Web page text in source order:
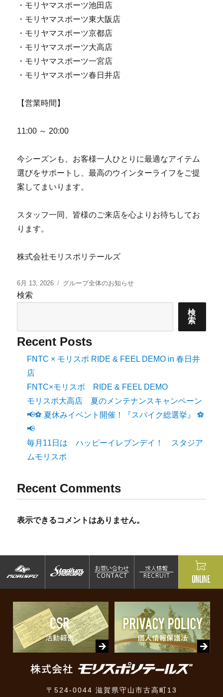
・モリヤマスポーツ池田店
・モリヤマスポーツ東大阪店
・モリヤマスポーツ京都店
・モリヤマスポーツ大高店
・モリヤマスポーツ一宮店
・モリヤマスポーツ春日井店
【営業時間】
11:00 ～ 20:00
今シーズンも、お客様一人ひとりに最適なアイテム
選びをサポートし、最高のウインターライフをご提
案してまいります。
スタッフ一同、皆様のご来店を心よりお待ちしてお
ります。
株式会社モリスポリテールズ
6月 13, 2026 グループ全体のお知らせ
検索
検
索
Recent Posts
FNTC × モリスポ RIDE & FEEL DEMO in 春日井
店
FNTC×モリスポ RIDE & FEEL DEMO
モリスポ大高店 夏のメンテナンスキャンペーン
📢⚽ 夏休みイベント開催！『スパイク総選挙』 ⚽
📢
毎月11日は ハッピーイレブンデイ！ スタジア
ムモリスポ
Recent Comments
表示できるコメントはありません。
〒524-0044 滋賀県守山市古高町13